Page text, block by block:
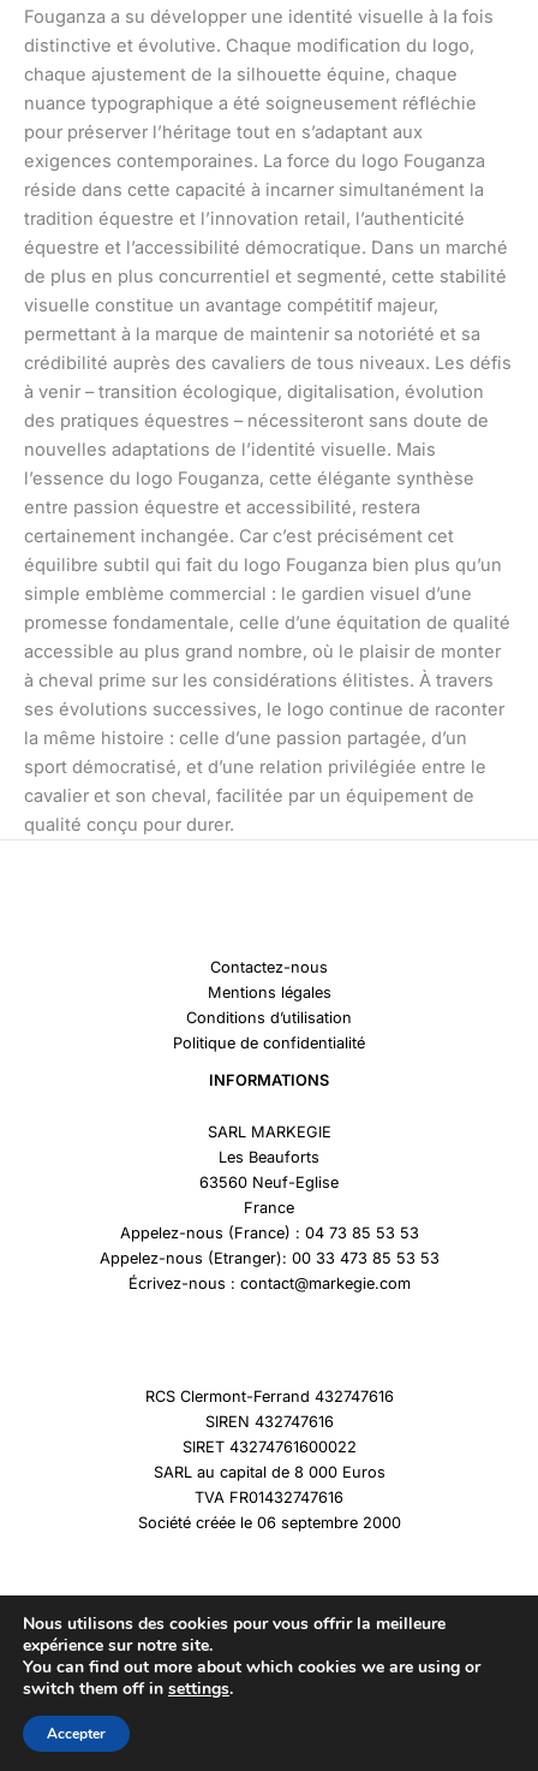
Fouganza a su développer une identité visuelle à la fois
distinctive et évolutive. Chaque modification du logo,
chaque ajustement de la silhouette équine, chaque
nuance typographique a été soigneusement réfléchie
pour préserver l’héritage tout en s’adaptant aux
exigences contemporaines. La force du logo Fouganza
réside dans cette capacité à incarner simultanément la
tradition équestre et l’innovation retail, l’authenticité
équestre et l’accessibilité démocratique. Dans un marché
de plus en plus concurrentiel et segmenté, cette stabilité
visuelle constitue un avantage compétitif majeur,
permettant à la marque de maintenir sa notoriété et sa
crédibilité auprès des cavaliers de tous niveaux. Les défis
à venir – transition écologique, digitalisation, évolution
des pratiques équestres – nécessiteront sans doute de
nouvelles adaptations de l’identité visuelle. Mais
l’essence du logo Fouganza, cette élégante synthèse
entre passion équestre et accessibilité, restera
certainement inchangée. Car c’est précisément cet
équilibre subtil qui fait du logo Fouganza bien plus qu’un
simple emblème commercial : le gardien visuel d’une
promesse fondamentale, celle d’une équitation de qualité
accessible au plus grand nombre, où le plaisir de monter
à cheval prime sur les considérations élitistes. À travers
ses évolutions successives, le logo continue de raconter
la même histoire : celle d’une passion partagée, d’un
sport démocratisé, et d’une relation privilégiée entre le
cavalier et son cheval, facilitée par un équipement de
qualité conçu pour durer.
Contactez-nous
Mentions légales
Conditions d’utilisation
Politique de confidentialité
INFORMATIONS
SARL MARKEGIE
Les Beauforts
63560 Neuf-Eglise
France
Appelez-nous (France) : 04 73 85 53 53
Appelez-nous (Etranger): 00 33 473 85 53 53
Écrivez-nous : contact@markegie.com
RCS Clermont-Ferrand 432747616
SIREN 432747616
SIRET 43274761600022
SARL au capital de 8 000 Euros
TVA FR01432747616
Société créée le 06 septembre 2000
Copyright © 2026 Marqueshistoire
Nous utilisons des cookies pour vous offrir la meilleure
expérience sur notre site.
You can find out more about which cookies we are using or
switch them off in settings.
Accepter